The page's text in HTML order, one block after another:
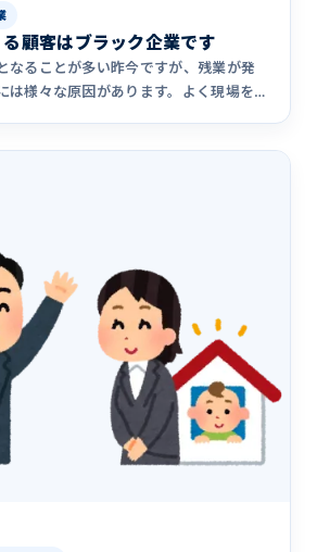
顧客はブラック企業です
なることが多い昨今ですが、残業が発
は様々な原因があります。よく現場を